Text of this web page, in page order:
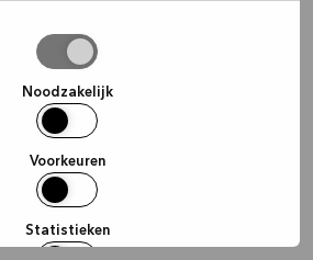
Noodzakelijk
Voorkeuren
Statistieken